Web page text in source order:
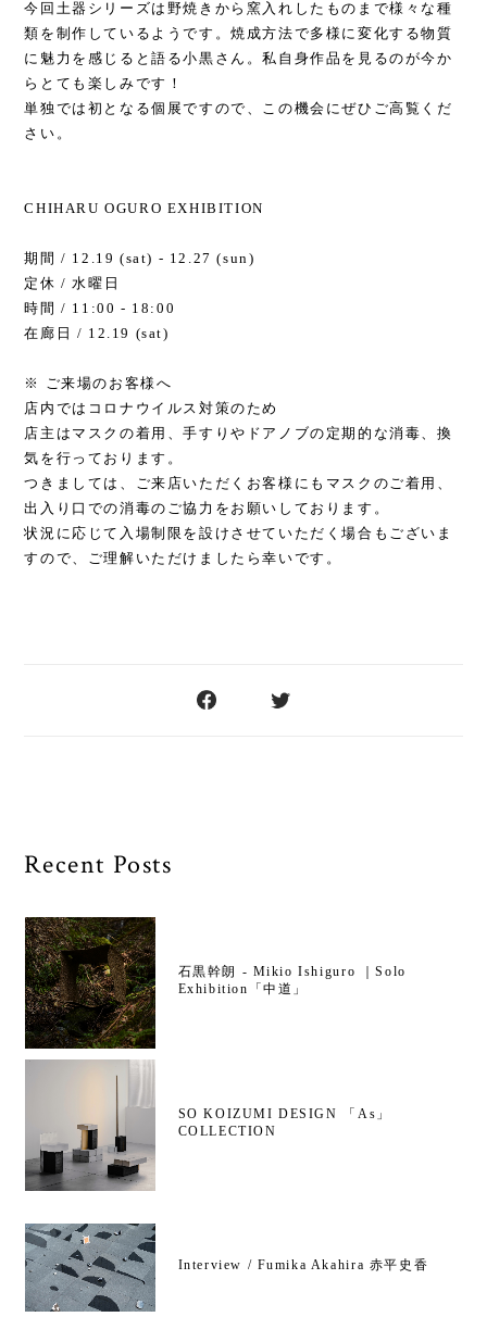
今回土器シリーズは野焼きから窯入れしたものまで様々な種
類を制作しているようです。焼成方法で多様に変化する物質
に魅力を感じると語る小黒さん。私自身作品を見るのが今か
らとても楽しみです！
単独では初となる個展ですので、この機会にぜひご高覧くだ
さい。
CHIHARU OGURO EXHIBITION
期間 / 12.19 (sat) - 12.27 (sun)
定休 / 水曜日
時間 / 11:00 - 18:00
在廊日 / 12.19 (sat)
※ ご来場のお客様へ
店内ではコロナウイルス対策のため
店主はマスクの着用、手すりやドアノブの定期的な消毒、換
気を行っております。
つきましては、ご来店いただくお客様にもマスクのご着用、
出入り口での消毒のご協力をお願いしております。
状況に応じて入場制限を設けさせていただく場合もございま
すので、ご理解いただけましたら幸いです。
Recent Posts
石黒幹朗 - Mikio Ishiguro ｜Solo
Exhibition「中道」
SO KOIZUMI DESIGN 「As」
COLLECTION
Interview / Fumika Akahira 赤平史香